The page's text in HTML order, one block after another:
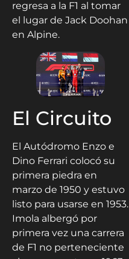
regresa a la F1 al tomar
el lugar de Jack Doohan
en Alpine.
El Circuito
El Autódromo Enzo e
Dino Ferrari colocó su
primera piedra en
marzo de 1950 y estuvo
listo para usarse en 1953.
Imola albergó por
primera vez una carrera
de F1 no perteneciente